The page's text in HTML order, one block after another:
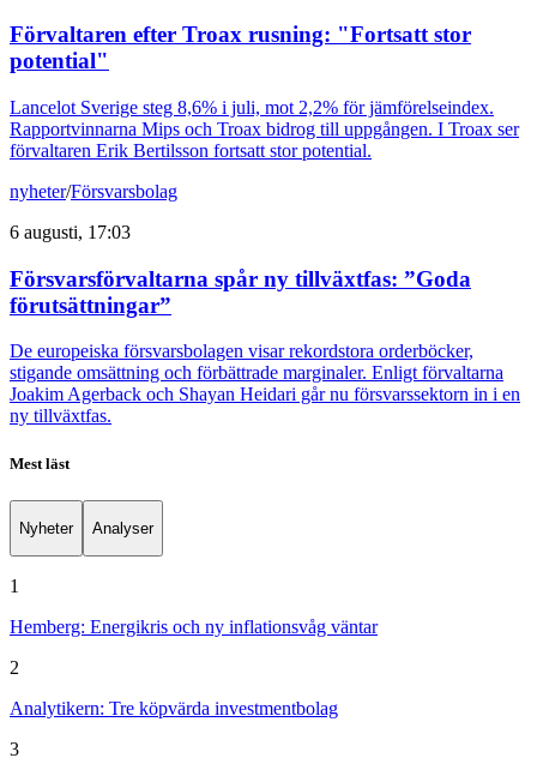
Förvaltaren efter Troax rusning: "Fortsatt stor
potential"
Lancelot Sverige steg 8,6% i juli, mot 2,2% för jämförelseindex.
Rapportvinnarna Mips och Troax bidrog till uppgången. I Troax ser
förvaltaren Erik Bertilsson fortsatt stor potential.
nyheter/Försvarsbolag
6 augusti, 17:03
Försvarsförvaltarna spår ny tillväxtfas: ”Goda
förutsättningar”
De europeiska försvarsbolagen visar rekordstora orderböcker,
stigande omsättning och förbättrade marginaler. Enligt förvaltarna
Joakim Agerback och Shayan Heidari går nu försvarssektorn in i en
ny tillväxtfas.
Mest läst
Nyheter Analyser
1
Hemberg: Energikris och ny inflationsvåg väntar
2
Analytikern: Tre köpvärda investmentbolag
3